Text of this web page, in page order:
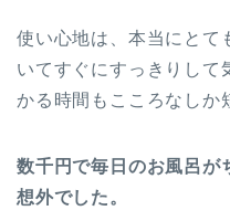
使い心地は、本当にとて
いてすぐにすっきりして
かる時間もこころなしか
数千円で毎日のお風呂が
想外でした。